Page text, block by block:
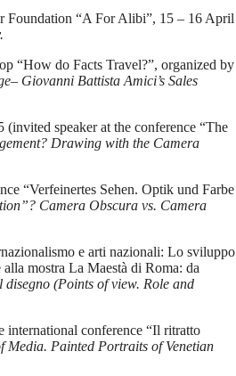
Foundation “A For Alibi”, 15 – 16 April
“How do Facts Travel?”, organized by
Giovanni Battista Amici’s Sales
(invited speaker at the conference “The
Drawing with the Camera
“Verfeinertes Sehen. Optik und Farbe
Camera Obscura vs. Camera
e arti nazionali: Lo sviluppo
mostra La Maestà di Roma: da
(Points of view. Role and
international conference “Il ritratto
Painted Portraits of Venetian